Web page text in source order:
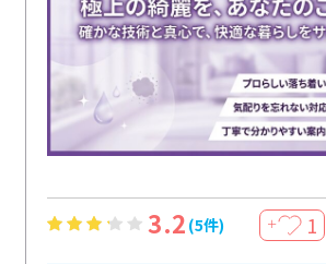
3.2 (5件) ＋ 1